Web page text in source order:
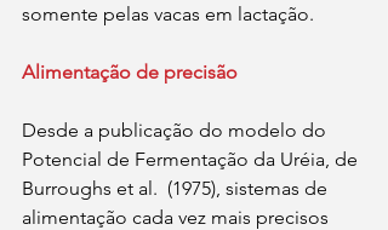
somente pelas vacas em lactação.
Alimentação de precisão
Desde a publicação do modelo do
Potencial de Fermentação da Uréia, de
Burroughs et al.  (1975), sistemas de
alimentação cada vez mais precisos